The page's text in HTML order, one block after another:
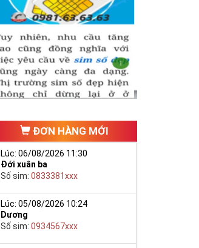
ĐƠN HÀNG MỚI
Lúc: 06/08/2026 11:30
Đới xuân ba
Số sim:0833381xxx
Lúc: 05/08/2026 10:24
Dương
Số sim:0934567xxx